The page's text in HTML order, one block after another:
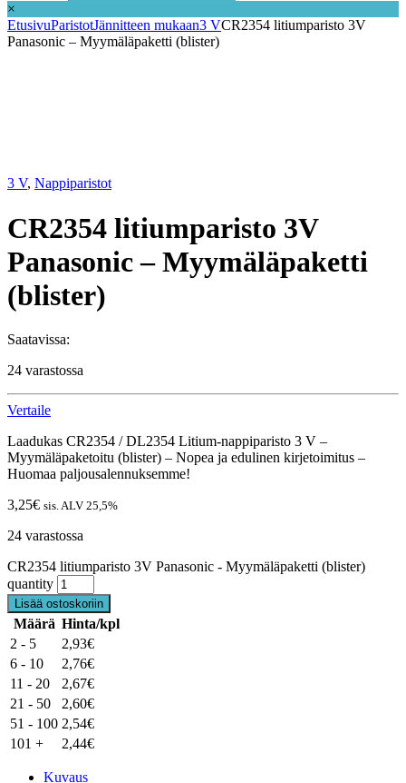
×
EtusivuParistotJännitteen mukaan3 VCR2354 litiumparisto 3V
Panasonic – Myymäläpaketti (blister)
3 V, Nappiparistot
CR2354 litiumparisto 3V
Panasonic – Myymäläpaketti
(blister)
Saatavissa:
24 varastossa
Vertaile
Laadukas CR2354 / DL2354 Litium-nappiparisto 3 V –
Myymäläpaketoitu (blister) – Nopea ja edulinen kirjetoimitus –
Huomaa paljousalennuksemme!
3,25€ sis. ALV 25,5%
24 varastossa
CR2354 litiumparisto 3V Panasonic - Myymäläpaketti (blister)
quantity
Lisää ostoskoriin
Määrä Hinta/kpl
2 - 5
2,93€
6 - 10
2,76€
11 - 20
2,67€
21 - 50
2,60€
51 - 100 2,54€
101 +
2,44€
Kuvaus